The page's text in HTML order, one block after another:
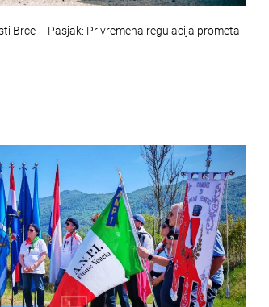
Brce – Pasjak: Privremena regulacija prometa